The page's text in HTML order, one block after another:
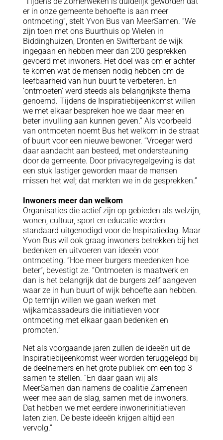
er in onze gemeente behoefte is aan meer
ontmoeting”, stelt Yvon Bus van MeerSamen. “We
zijn toen met ons Buurthuis op Wielen in
Biddinghuizen, Dronten en Swifterbant de wijk
ingegaan en hebben meer dan 200 gesprekken
gevoerd met inwoners. Het doel was om er achter
te komen wat de mensen nodig hebben om de
leefbaarheid van hun buurt te verbeteren. En
‘ontmoeten’ werd steeds als belangrijkste thema
genoemd. Tijdens de Inspiratiebijeenkomst willen
we met elkaar bespreken hoe we daar meer en
beter invulling aan kunnen geven.” Als voorbeeld
van ontmoeten noemt Bus het welkom in de straat
of buurt voor een nieuwe bewoner. “Vroeger werd
daar aandacht aan besteed, met ondersteuning
door de gemeente. Door privacyregelgeving is dat
een stuk lastiger geworden maar de mensen
missen het wel; dat merkten we in de gesprekken.”
Inwoners meer dan welkom
Organisaties die actief zijn op gebieden als welzijn,
wonen, cultuur, sport en educatie worden
standaard uitgenodigd voor de Inspiratiedag. Maar
Yvon Bus wil ook graag inwoners betrekken bij het
bedenken en uitvoeren van ideeën voor
ontmoeting. “Hoe meer burgers meedenken hoe
beter”, bevestigt ze. “Ontmoeten is maatwerk en
dan is het belangrijk dat de burgers zelf aangeven
waar ze in hun buurt of wijk behoefte aan hebben.
Op termijn willen we gaan werken met
wijkambassadeurs die initiatieven voor
ontmoeting met elkaar gaan bedenken en
promoten.”
Net als voorgaande jaren zullen de ideeën uit de
Inspiratiebijeenkomst weer worden teruggelegd bij
de deelnemers en het grote publiek om een top 3
samen te stellen. “En daar gaan wij als
MeerSamen dan namens de coalitie Zameneen
weer mee aan de slag, samen met de inwoners.
Dat hebben we met eerdere inwonerinitiatieven
laten zien. De beste ideeën krijgen altijd een
vervolg.”